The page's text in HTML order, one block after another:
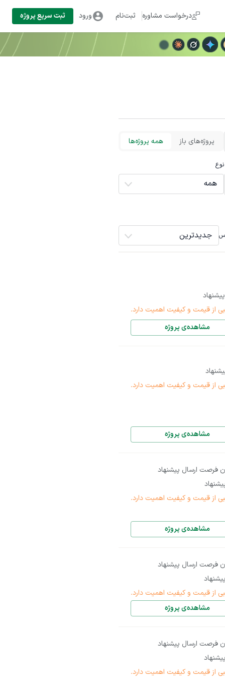
درخواست مشاوره ثبت‌نام ورود ثبت سریع پروژه
پروژه‌های باز همه پروژه‌ها
نوع
همه
جدیدترین
پیشنهاد
از قیمت و کیفیت اهمیت دارد.
مشاهده‌ی پروژه
از قیمت و کیفیت اهمیت دارد.
مشاهده‌ی پروژه
فرصت ارسال پیشنهاد
از قیمت و کیفیت اهمیت دارد.
مشاهده‌ی پروژه
فرصت ارسال پیشنهاد
پیشنهاد
از قیمت و کیفیت اهمیت دارد.
مشاهده‌ی پروژه
فرصت ارسال پیشنهاد
پیشنهاد
از قیمت و کیفیت اهمیت دارد.